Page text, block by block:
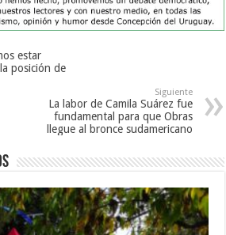
estar
posición de
Siguiente
La labor de Camila Suárez fue
fundamental para que Obras
llegue al bronce sudamericano